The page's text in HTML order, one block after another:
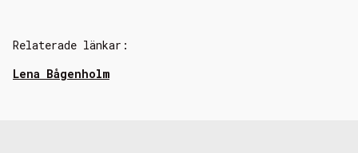
Relaterade länkar:
Lena Bågenholm